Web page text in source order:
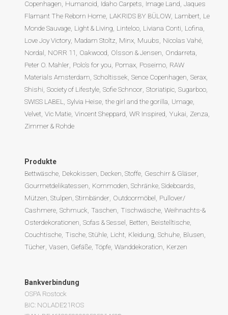
Copenhagen Humanoid Idaho Carpets Image Land Jaques
Flamant The Reborn Home LAKRIDS BY BÜLOW Lambert Le
Monde Sauvage Light & Living Linteloo Liviana Conti Lofina
Love Joy Victory Madam Stoltz Minx Muubs Nicolas Vahé
Nordal NORR 11 Oakwood Olsson & Jensen Ondarreta
Peter O. Mahler Polo’s for you Pomax Poseimo RAW
Materials Amsterdam Scholtissek Sence Copenhagen Serax
Shishi Society of Lifestyle Sofie Schnoor Storiatipic Sugarboo
SWISS LABEL
Sylvia Heise the girl and the gorilla Umage
Velvet Vic Matie Vincent Sheppard WR Inspired Yukai Zenza
Zimmer & Rohde
Produkte
Bettwäsche Dekokissen, Decken, Stoffe Geschirr & Gläser
Gourmetdelikatessen Kommoden, Schränke, Sideboards
Mützen, Stulpen, Stirnbänder Outdoormöbel Pullover/
Cashmere Schmuck Taschen Tischwäsche Weihnachts-&
Osterdekorationen Sofas & Sessel Betten Beistelltische,
Couchtische Tische, Stühle Licht Kleidung Schuhe Blusen
Tücher Vasen, Gefäße, Töpfe Wanddekoration Kerzen
Bankverbindung
OSPA Rostock
BIC: NOLADE21ROS